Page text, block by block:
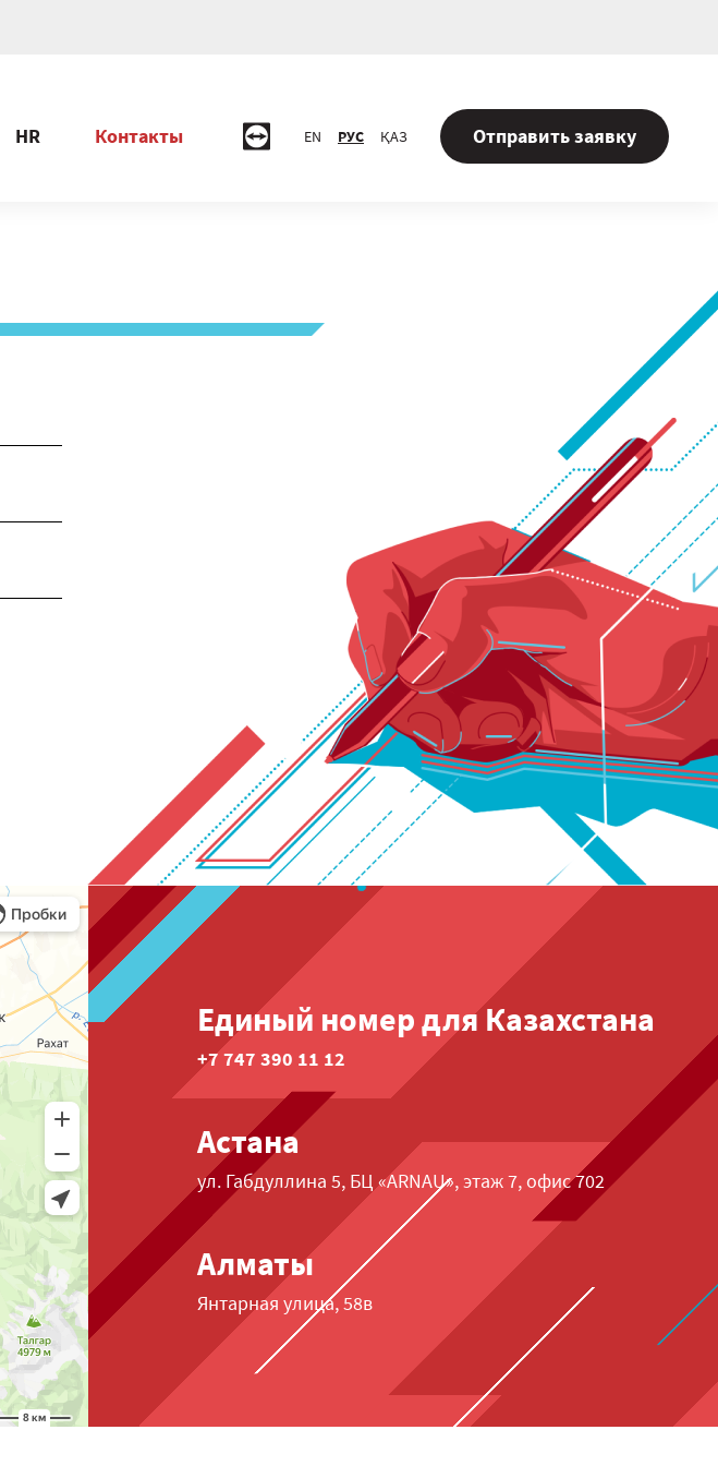
HR Контакты EN РУС ҚАЗ Отправить заявку
Единый номер для Казахстана
+7 747 390 11 12
Астана
ул. Габдуллина 5, БЦ «ARNAU», этаж 7, офис 702
Алматы
Янтарная улица, 58в